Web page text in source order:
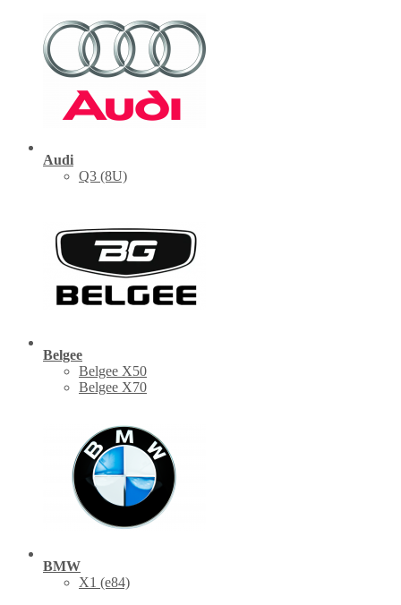
Audi
Q3 (8U)
Belgee
Belgee X50
Belgee X70
BMW
X1 (е84)